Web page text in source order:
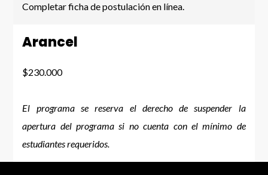
Completar ficha de postulación en línea.
Arancel
$230.000
El programa se reserva el derecho de suspender la
apertura del programa si no cuenta con el mínimo de
estudiantes requeridos.